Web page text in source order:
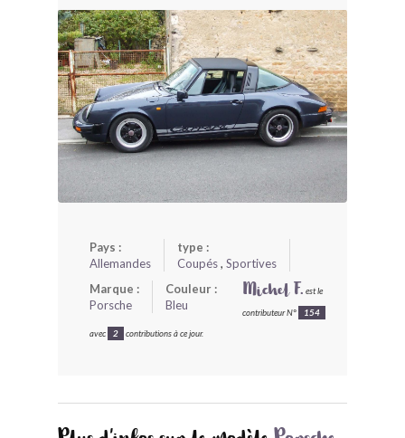
BONJOURLAVIEILLE ?
MODÈLES ET MARQUES
COMMENT FONCTIONNE BLV ?
Pays :
Allemandes
type :
Coupés, Sportives
Marque :
Porsche
Couleur :
Bleu
Michel F. est le
contributeur N° 154
avec 2 contributions à ce jour.